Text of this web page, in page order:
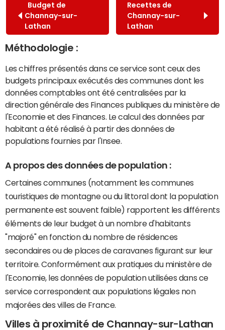
Budget de
Channay-sur-
Lathan
Recettes de
Channay-sur-
Lathan
Méthodologie :
Les chiffres présentés dans ce service sont ceux des
budgets principaux exécutés des communes dont les
données comptables ont été centralisées par la
direction générale des Finances publiques du ministère de
l'Economie et des Finances. Le calcul des données par
habitant a été réalisé à partir des données de
populations fournies par l'Insee.
A propos des données de population :
Certaines communes (notamment les communes
touristiques de montagne ou du littoral dont la population
permanente est souvent faible) rapportent les différents
éléments de leur budget à un nombre d'habitants
"majoré" en fonction du nombre de résidences
secondaires ou de places de caravanes figurant sur leur
territoire. Conformément aux pratiques du ministère de
l'Economie, les données de population utilisées dans ce
service correspondent aux populations légales non
majorées des villes de France.
Villes à proximité de Channay-sur-Lathan